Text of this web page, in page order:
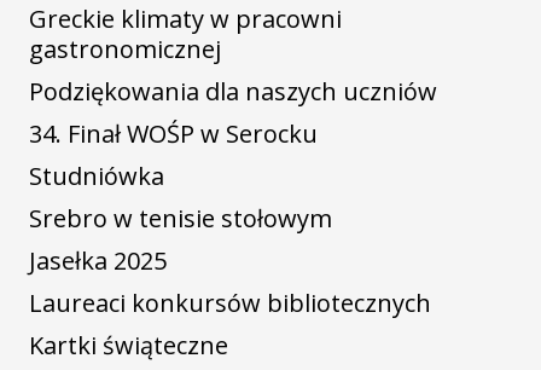
Greckie klimaty w pracowni
gastronomicznej
Podziękowania dla naszych uczniów
34. Finał WOŚP w Serocku
Studniówka
Srebro w tenisie stołowym
Jasełka 2025
Laureaci konkursów bibliotecznych
Kartki świąteczne